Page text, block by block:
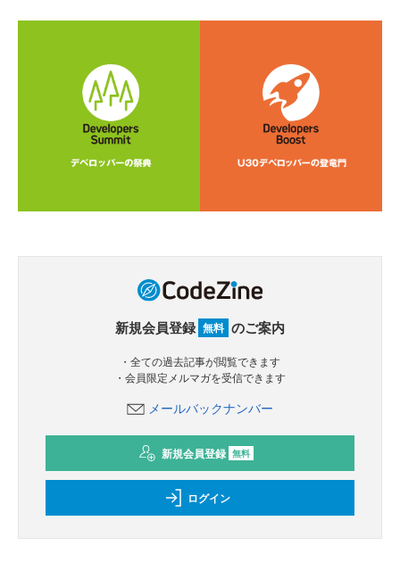
新規会員登録 無料 のご案内
・全ての過去記事が閲覧できます
・会員限定メルマガを受信できます
メールバックナンバー
新規会員登録 無料
ログイン